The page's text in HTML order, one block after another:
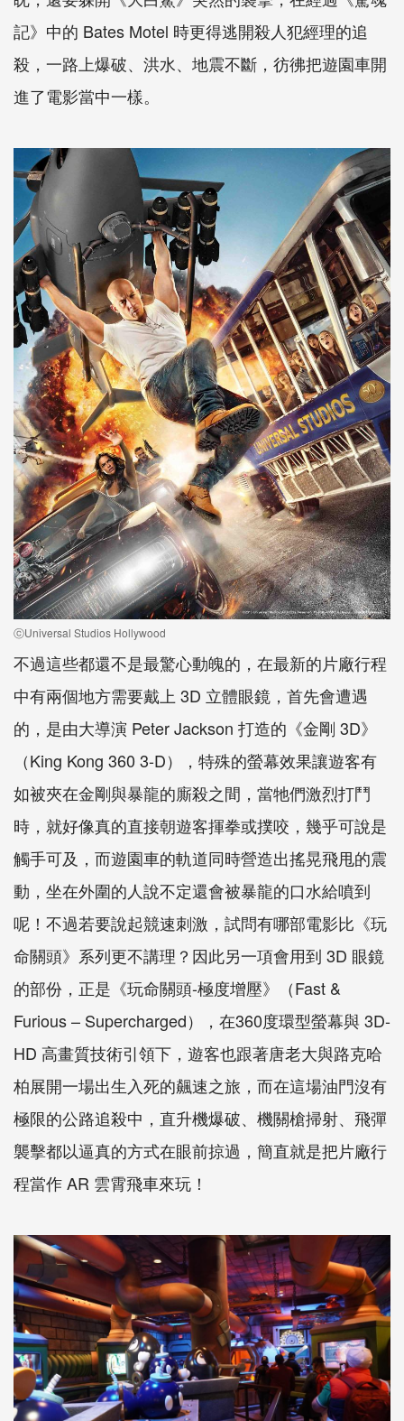
記》中的 Bates Motel 時更得逃開殺人犯經理的追
殺，一路上爆破、洪水、地震不斷，彷彿把遊園車開
進了電影當中一樣。
ⓒUniversal Studios Hollywood
不過這些都還不是最驚心動魄的，在最新的片廠行程
中有兩個地方需要戴上 3D 立體眼鏡，首先會遭遇
的，是由大導演 Peter Jackson 打造的《金剛 3D》
（King Kong 360 3-D），特殊的螢幕效果讓遊客有
如被夾在金剛與暴龍的廝殺之間，當牠們激烈打鬥
時，就好像真的直接朝遊客揮拳或撲咬，幾乎可說是
觸手可及，而遊園車的軌道同時營造出搖晃飛甩的震
動，坐在外圍的人說不定還會被暴龍的口水給噴到
呢！不過若要說起競速刺激，試問有哪部電影比《玩
命關頭》系列更不講理？因此另一項會用到 3D 眼鏡
的部份，正是《玩命關頭-極度增壓》（Fast &
Furious – Supercharged），在360度環型螢幕與 3D-
HD 高畫質技術引領下，遊客也跟著唐老大與路克哈
柏展開一場出生入死的飆速之旅，而在這場油門沒有
極限的公路追殺中，直升機爆破、機關槍掃射、飛彈
襲擊都以逼真的方式在眼前掠過，簡直就是把片廠行
程當作 AR 雲霄飛車來玩！